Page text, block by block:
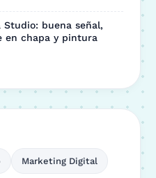
Studio: buena señal,
en chapa y pintura
Marketing Digital